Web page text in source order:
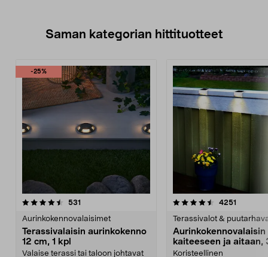
Saman kategorian hittituotteet
-25%
531
Aurinkokennovalaisimet
Terassivalaisin aurinkokenno
12 cm, 1 kpl
Valaise terassi tai taloon johtavat
4.5 viidestä
4251
Terassivalot &
Aurinkokennovalaisin
kaiteeseen ja aitaan,
Koristeellinen
4.5 viidestä